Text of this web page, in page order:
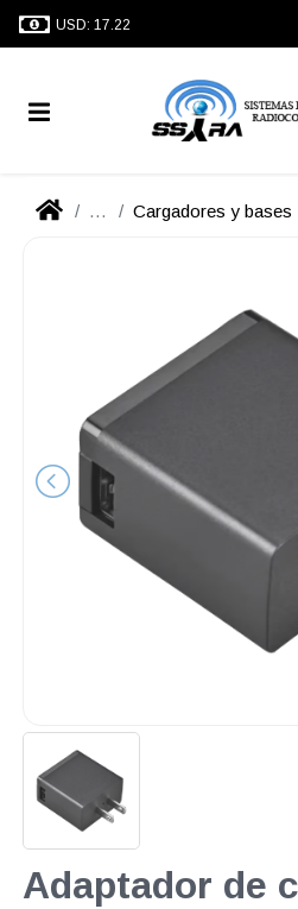
USD: 17.22
... Cargadores y bases
Adaptador de